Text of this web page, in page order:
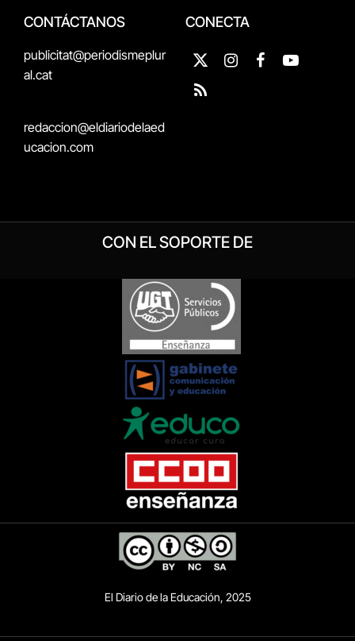
CONTÁCTANOS
publicitat@periodismeplur
al.cat
redaccion@eldiariodelaed
ucacion.com
CONECTA
X
(Twitter)
InstagramFacebookYouTube
RSS
CON EL SOPORTE DE
El Diario de la Educación, 2025